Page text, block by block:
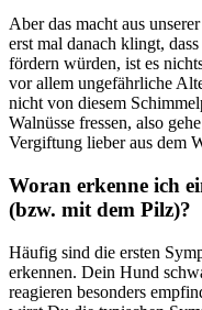
Aber das macht aus
erst mal danach klingt,
fördern würden, ist es
vor allem ungefährliche
nicht von diesem
Walnüsse fressen, also
Vergiftung lieber aus dem
Woran erkenne ich
(bzw. mit dem Pilz)?
Häufig sind die ersten
erkennen. Dein Hund
reagieren besonders